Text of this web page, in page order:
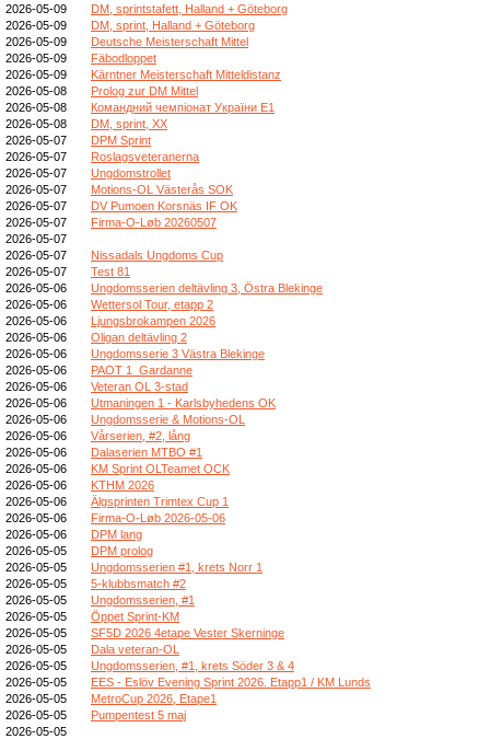
2026-05-09
DM, sprintstafett, Halland + Göteborg
2026-05-09
DM, sprint, Halland + Göteborg
2026-05-09
Deutsche Meisterschaft Mittel
2026-05-09
Fäbodloppet
2026-05-09
Kärntner Meisterschaft Mitteldistanz
2026-05-08
Prolog zur DM Mittel
2026-05-08
Командний чемпіонат України E1
2026-05-08
DM, sprint, XX
2026-05-07
DPM Sprint
2026-05-07
Roslagsveteranerna
2026-05-07
Ungdomstrollet
2026-05-07
Motions-OL Västerås SOK
2026-05-07
DV Pumoen Korsnäs IF OK
2026-05-07
Firma-O-Løb 20260507
2026-05-07
2026-05-07
Nissadals Ungdoms Cup
2026-05-07
Test 81
2026-05-06
Ungdomsserien deltävling 3, Östra Blekinge
2026-05-06
Wettersol Tour, etapp 2
2026-05-06
Ljungsbrokampen 2026
2026-05-06
Oligan deltävling 2
2026-05-06
Ungdomsserie 3 Västra Blekinge
2026-05-06
PAOT 1_Gardanne
2026-05-06
Veteran OL 3-stad
2026-05-06
Utmaningen 1 - Karlsbyhedens OK
2026-05-06
Ungdomsserie & Motions-OL
2026-05-06
Vårserien, #2, lång
2026-05-06
Dalaserien MTBO #1
2026-05-06
KM Sprint OLTeamet OCK
2026-05-06
KTHM 2026
2026-05-06
Älgsprinten Trimtex Cup 1
2026-05-06
Firma-O-Løb 2026-05-06
2026-05-06
DPM lang
2026-05-05
DPM prolog
2026-05-05
Ungdomsserien #1, krets Norr 1
2026-05-05
5-klubbsmatch #2
2026-05-05
Ungdomsserien, #1
2026-05-05
Öppet Sprint-KM
2026-05-05
SF5D 2026 4etape Vester Skerninge
2026-05-05
Dala veteran-OL
2026-05-05
Ungdomsserien, #1, krets Söder 3 & 4
2026-05-05
EES - Eslöv Evening Sprint 2026. Etapp1 / KM Lunds
2026-05-05
MetroCup 2026, Etape1
2026-05-05
Pumpentest 5 maj
2026-05-05